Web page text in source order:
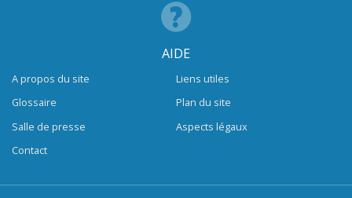
AIDE
A propos du site
Glossaire
Salle de presse
Contact
Liens utiles
Plan du site
Aspects légaux